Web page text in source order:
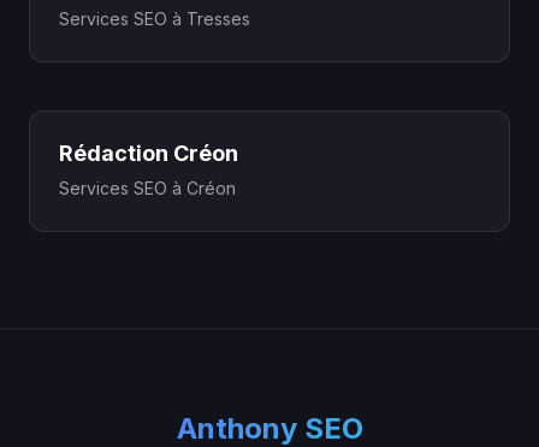
Services SEO à Tresses
Rédaction Créon
Services SEO à Créon
Anthony SEO